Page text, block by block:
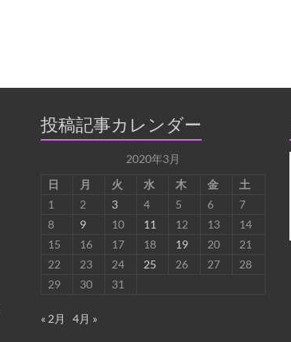
投稿記事カレンダー
2020年3月
日
月 火 水 木 金
土
1
2 3 4 5 6
7
8
9 10 11 12 13
14
15
16 17 18 19 20
21
22
23 24 25 26 27
28
29
30 31
« 2月 4月 »